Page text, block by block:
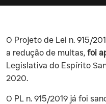
‍O Projeto de Lei n. 915/
a redução de multas, foi
Legislativa do Espírito
2020.
‍O PL n. 915/2019 já foi